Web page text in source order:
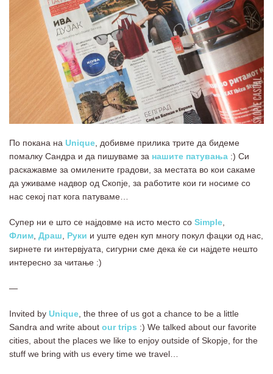
По покана на Unique, добивме прилика трите да бидеме
помалку Сандра и да пишуваме за нашите патувања :) Си
раскажавме за омилените градови, за местата во кои сакаме
да уживаме надвор од Скопје, за работите кои ги носиме со
нас секој пат кога патуваме…
Супер ни е што се најдовме на исто место со Simple,
Флим, Драш, Руки и уште еден куп многу покул фацки од нас,
ѕирнете ги интервјуата, сигурни сме дека ќе си најдете нешто
интересно за читање :)
—
Invited by Unique, the three of us got a chance to be a little
Sandra and write about our trips :) We talked about our favorite
cities, about the places we like to enjoy outside of Skopje, for the
stuff we bring with us every time we travel…